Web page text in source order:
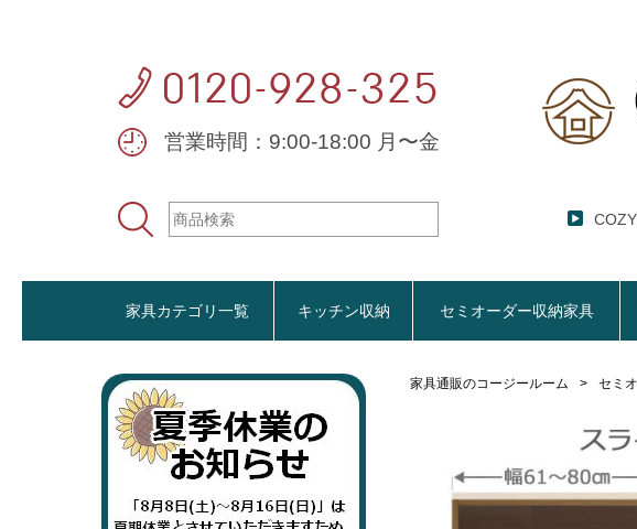
営業時間：9:00-18:00 月〜金
家具カテゴリ一覧 キッチン収納
レンジ台・レ
特徴で選ぶ
生活感を隠せる
セミオーダー収納家具
セミオーダー
【CUBO】&
【GRANNER2
ソファー
大きさで選ぶ
1人掛けソファ
リビング家具
【Pittaly】耐
チェスト
ダイニングセ
【VALO】セ
チェア
ハイエース用
車のサイズで
【標準幅】リ
おすすめ商品
ここでしか買
生活感を隠
レンジ
家具通販のコージールーム セミ